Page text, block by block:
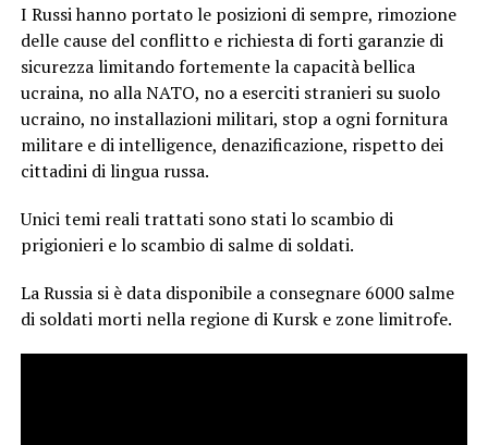
I Russi hanno portato le posizioni di sempre, rimozione
delle cause del conflitto e richiesta di forti garanzie di
sicurezza limitando fortemente la capacità bellica
ucraina, no alla NATO, no a eserciti stranieri su suolo
ucraino, no installazioni militari, stop a ogni fornitura
militare e di intelligence, denazificazione, rispetto dei
cittadini di lingua russa.
Unici temi reali trattati sono stati lo scambio di
prigionieri e lo scambio di salme di soldati.
La Russia si è data disponibile a consegnare 6000 salme
di soldati morti nella regione di Kursk e zone limitrofe.